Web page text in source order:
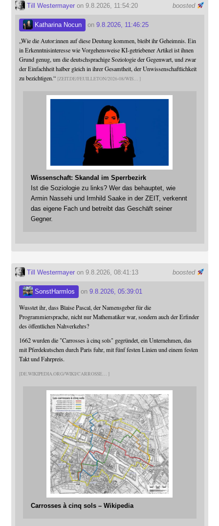
boosted
Till Westermayeron 9.8.2026, 11:54:20
Katharina Nocun on 9.8.2026, 11:46:25
„Wie die Autor:innen auf diese Deutung kommen, bleibt ihr Geheimnis. Ein
in Erkenntnisinteresse wie Vorgehensweise KI-getriebener Artikel ist ihnen
Grund genug, um die deutschsprachige Soziologie der Gegenwart, und zwar
der Einfachheit halber gleich in ihrer Gesamtheit, der Unwissenschaftlichkeit
zu bezichtigen.“ ZEIT.DE/FEUILLETON/2026-08/WIS
Wissenschaft: Skandal im Sperrbezirk
Ist die Soziologie zu links? Wer das behauptet, wie
Armin Nassehi und Irmhild Saake in der ZEIT, verkennt
das eigene Fach und betreibt das Geschäft seiner
Gegner.
boosted
Till Westermayeron 9.8.2026, 08:41:13
SonstHarmlos on 9.8.2026, 05:39:01
Wusstet ihr, dass Blaise Pascal, der Namensgeber für die
Programmiersprache, nicht nur Mathematiker war, sondern auch der Erfinder
des öffentlichen Nahverkehrs?
1662 wurden die "Carrosses à cinq sols" gegründet, ein Unternehmen, das
mit Pferdekutschen durch Paris fuhr, mit fünf festen Linien und einem festen
Takt und Fahrpreis.
DE.WIKIPEDIA.ORG/WIKI/CARROSSE
Carrosses à cinq sols – Wikipedia